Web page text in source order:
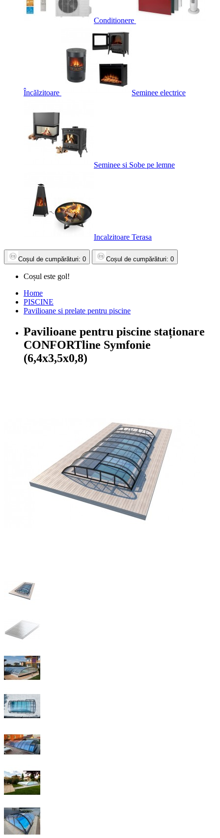
Conditionere
Încălzitoare Seminee electrice
Seminee si Sobe pe lemne
Incalzitoare Terasa
Coșul de cumpărături: 0 Coșul de cumpărături: 0
Coșul este gol!
Home
PISCINE
Pavilioane si prelate pentru piscine
Pavilioane pentru piscine staționare
CONFORTline Symfonie
(6,4x3,5x0,8)